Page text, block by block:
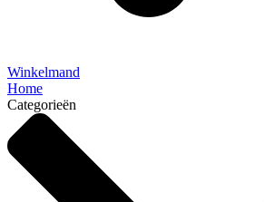
Winkelmand
Home
Categorieën